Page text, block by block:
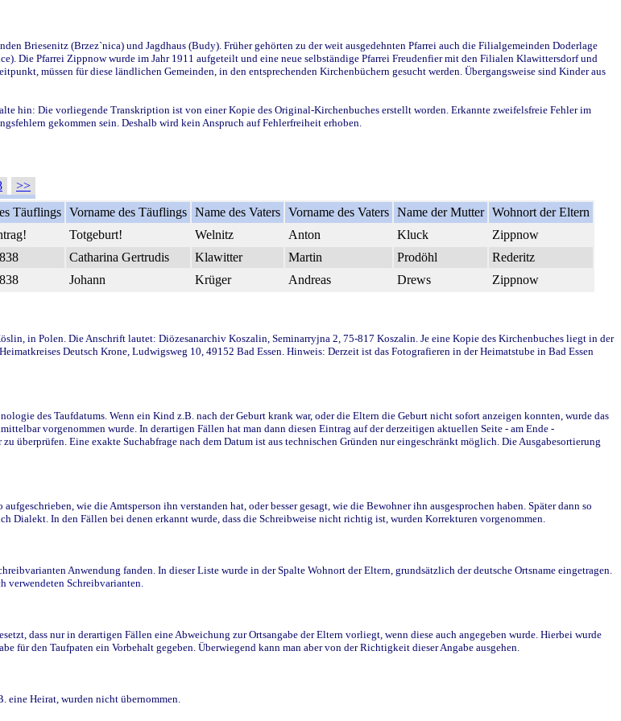
Briesenitz (Brzez`nica) und Jagdhaus (Budy). Früher gehörten zu der weit ausgedehnten Pfarrei auch die Filialgemeinden Doderlage
Die Pfarrei Zippnow wurde im Jahr 1911 aufgeteilt und eine neue selbständige Pfarrei Freudenfier mit den Filialen Klawittersdorf und
müssen für diese ländlichen Gemeinden, in den entsprechenden Kirchenbüchern gesucht werden. Übergangsweise sind Kinder aus
hin: Die vorliegende Transkription ist von einer Kopie des Original-Kirchenbuches erstellt worden. Erkannte zweifelsfreie Fehler im
gekommen sein. Deshalb wird kein Anspruch auf Fehlerfreiheit erhoben.
>>
Täuflings Vorname des Täuflings Name des Vaters Vorname des Vaters Name der Mutter Wohnort der Eltern
Totgeburt! Welnitz Anton Kluck
Zippnow
Catharina Gertrudis Klawitter Martin Prodöhl
Rederitz
Johann Krüger Andreas Drews Zippnow
in Polen. Die Anschrift lautet: Diözesanarchiv Koszalin, Seminarryjna 2, 75-817 Koszalin. Je eine Kopie des Kirchenbuches liegt in der
Deutsch Krone, Ludwigsweg 10, 49152 Bad Essen. Hinweis: Derzeit ist das Fotografieren in der Heimatstube in Bad Essen
des Taufdatums. Wenn ein Kind z.B. nach der Geburt krank war, oder die Eltern die Geburt nicht sofort anzeigen konnten, wurde das
vorgenommen wurde. In derartigen Fällen hat man dann diesen Eintrag auf der derzeitigen aktuellen Seite - am Ende -
Eine exakte Suchabfrage nach dem Datum ist aus technischen Gründen nur eingeschränkt möglich. Die Ausgabesortierung
wie die Amtsperson ihn verstanden hat, oder besser gesagt, wie die Bewohner ihn ausgesprochen haben. Später dann so
Dialekt. In den Fällen bei denen erkannt wurde, dass die Schreibweise nicht richtig ist, wurden Korrekturen vorgenommen.
Anwendung fanden. In dieser Liste wurde in der Spalte Wohnort der Eltern, grundsätzlich der deutsche Ortsname eingetragen.
verwendeten Schreibvarianten.
dass nur in derartigen Fällen eine Abweichung zur Ortsangabe der Eltern vorliegt, wenn diese auch angegeben wurde. Hierbei wurde
für den Taufpaten ein Vorbehalt gegeben. Überwiegend kann man aber von der Richtigkeit dieser Angabe ausgehen.
eine Heirat, wurden nicht übernommen.